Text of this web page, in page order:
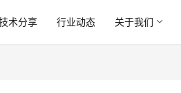
术分享 行业动态 关于我们